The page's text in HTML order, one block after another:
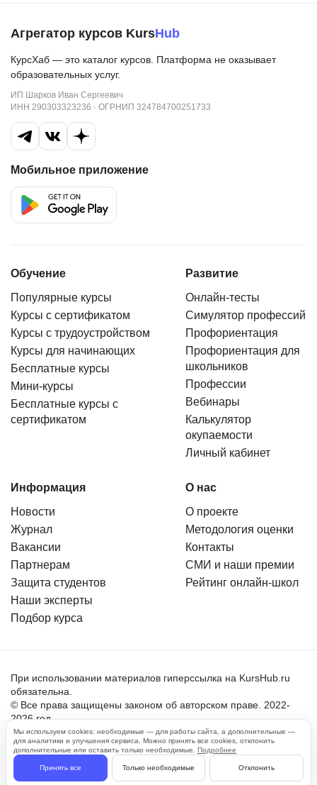
Агрегатор курсов KursHub
КурсХаб — это каталог курсов. Платформа не оказывает
образовательных услуг.
ИП Шарков Иван Сергеевич
ИНН 290303323236 · ОГРНИП 324784700251733
Мобильное приложение
Обучение
Популярные курсы
Курсы с сертификатом
Курсы с трудоустройством
Курсы для начинающих
Бесплатные курсы
Мини-курсы
Бесплатные курсы с
сертификатом
Развитие
Онлайн-тесты
Симулятор профессий
Профориентация
Профориентация для
школьников
Профессии
Вебинары
Калькулятор
окупаемости
Личный кабинет
Информация
Новости
Журнал
Вакансии
Партнерам
Защита студентов
Наши эксперты
Подбор курса
О нас
О проекте
Методология оценки
Контакты
СМИ и наши премии
Рейтинг онлайн-школ
При использовании материалов гиперссылка на KursHub.ru
обязательна.
© Все права защищены законом об авторском праве. 2022-
2026 год.
Пользовательское соглашение
Политика обработки персональных данных
Мы используем cookies: необходимые — для работы сайта, а дополнительные —
для аналитики и улучшения сервиса. Можно принять все cookies, отклонить
дополнительные или оставить только необходимые. Подробнее
Принять все Только необходимые Отклонить